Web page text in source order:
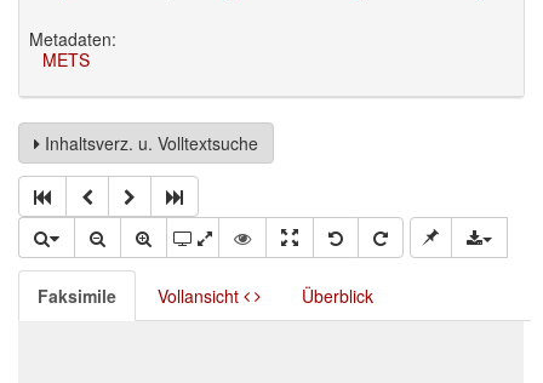
Metadaten:
METS
Inhaltsverz. u. Volltextsuche
Faksimile Vollansicht Überblick